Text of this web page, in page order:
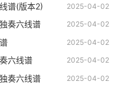
2025-04-02
谱(版本2)
2025-04-02
奏六线谱
2025-04-02
2025-04-02
六线谱
2025-04-02
奏六线谱